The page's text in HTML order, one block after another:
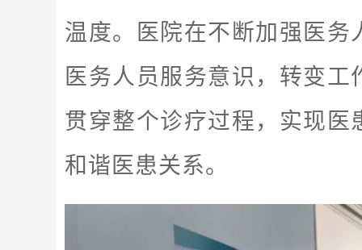
温度。医院在不断加强医
医务人员服务意识，转变
贯穿整个诊疗过程，实现
和谐医患关系。